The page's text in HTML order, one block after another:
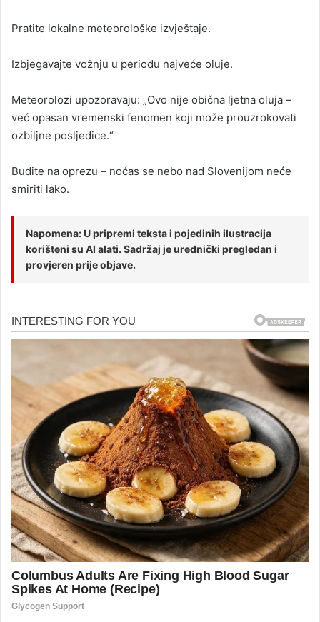
Pratite lokalne meteorološke izvještaje.
Izbjegavajte vožnju u periodu najveće oluje.
Meteorolozi upozoravaju: „Ovo nije obična ljetna oluja –
već opasan vremenski fenomen koji može prouzrokovati
ozbiljne posljedice.“
Budite na oprezu – noćas se nebo nad Slovenijom neće
smiriti lako.
Napomena: U pripremi teksta i pojedinih ilustracija
korišteni su AI alati. Sadržaj je urednički pregledan i
provjeren prije objave.